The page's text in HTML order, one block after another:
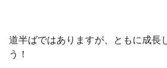
道半ばではありますが、ともに成長
う！